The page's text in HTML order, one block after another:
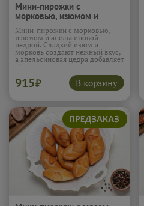
Мини-пирожки с
морковью, изюмом и
апельсиновой цедрой 300
г (10шт)
Мини-пирожки с морковью,
изюмом и апельсиновой
цедрой. Сладкий изюм и
морковь создают нежный вкус,
а апельсиновая цедра добавляет
лёгкую цитрусовую свежесть.
Начинка получается яркой,
мягкой и совсем не обычной.
Подробнее...
915₽ В корзину